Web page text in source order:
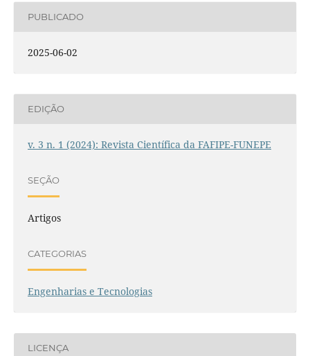
PUBLICADO
2025-06-02
EDIÇÃO
v. 3 n. 1 (2024): Revista Científica da FAFIPE-FUNEPE
SEÇÃO
Artigos
CATEGORIAS
Engenharias e Tecnologias
LICENÇA